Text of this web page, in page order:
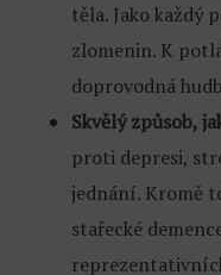
těla. Jako každý
zlomenin. K
doprovodná
Skvělý způsob,
proti depresi,
jednání. Kromě
stařecké